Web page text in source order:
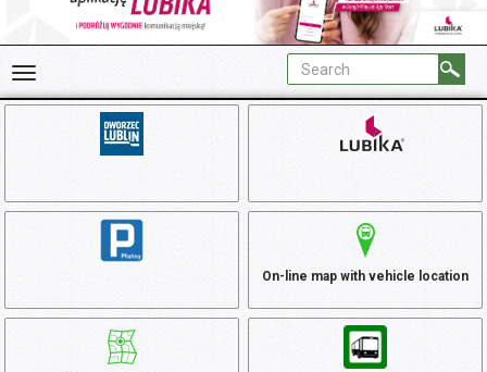
On-line map with vehicle location